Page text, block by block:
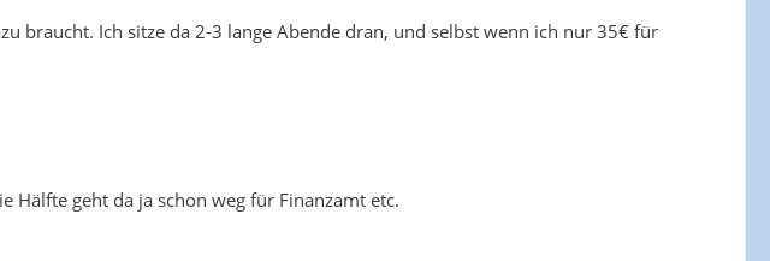
braucht. Ich sitze da 2-3 lange Abende dran, und selbst wenn ich nur 35€ für
Hälfte geht da ja schon weg für Finanzamt etc.